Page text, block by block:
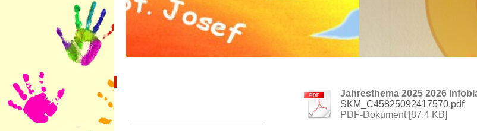
Jahresthema 2025 2026
SKM_C45825092417570.pdf
PDF-Dokument [87.4 KB]